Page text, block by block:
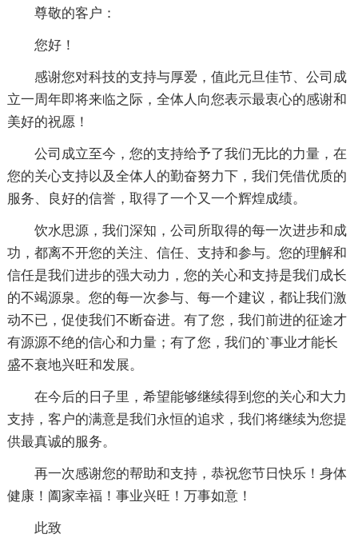
尊敬的客户：
您好！
感谢您对科技的支持与厚爱，值此元旦佳节、公司成
立一周年即将来临之际，全体人向您表示最衷心的感谢和
美好的祝愿！
公司成立至今，您的支持给予了我们无比的力量，在
您的关心支持以及全体人的勤奋努力下，我们凭借优质的
服务、良好的信誉，取得了一个又一个辉煌成绩。
饮水思源，我们深知，公司所取得的每一次进步和成
功，都离不开您的关注、信任、支持和参与。您的理解和
信任是我们进步的强大动力，您的关心和支持是我们成长
的不竭源泉。您的每一次参与、每一个建议，都让我们激
动不已，促使我们不断奋进。有了您，我们前进的征途才
有源源不绝的信心和力量；有了您，我们的`事业才能长
盛不衰地兴旺和发展。
在今后的日子里，希望能够继续得到您的关心和大力
支持，客户的满意是我们永恒的追求，我们将继续为您提
供最真诚的服务。
再一次感谢您的帮助和支持，恭祝您节日快乐！身体
健康！阖家幸福！事业兴旺！万事如意！
此致